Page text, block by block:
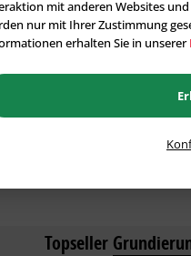
5 Liter:
12,50 Liter:
Topseller
mit anderen Websites
nur mit Ihrer Zustimmung
erhalten Sie in unserer